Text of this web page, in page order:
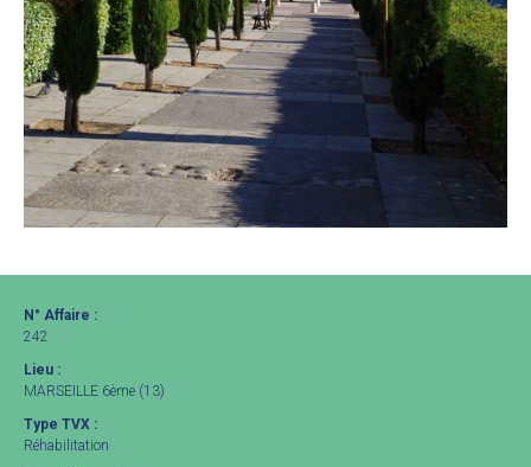
N° Affaire :
242
Lieu :
MARSEILLE 6ème (13)
Type TVX :
Réhabilitation